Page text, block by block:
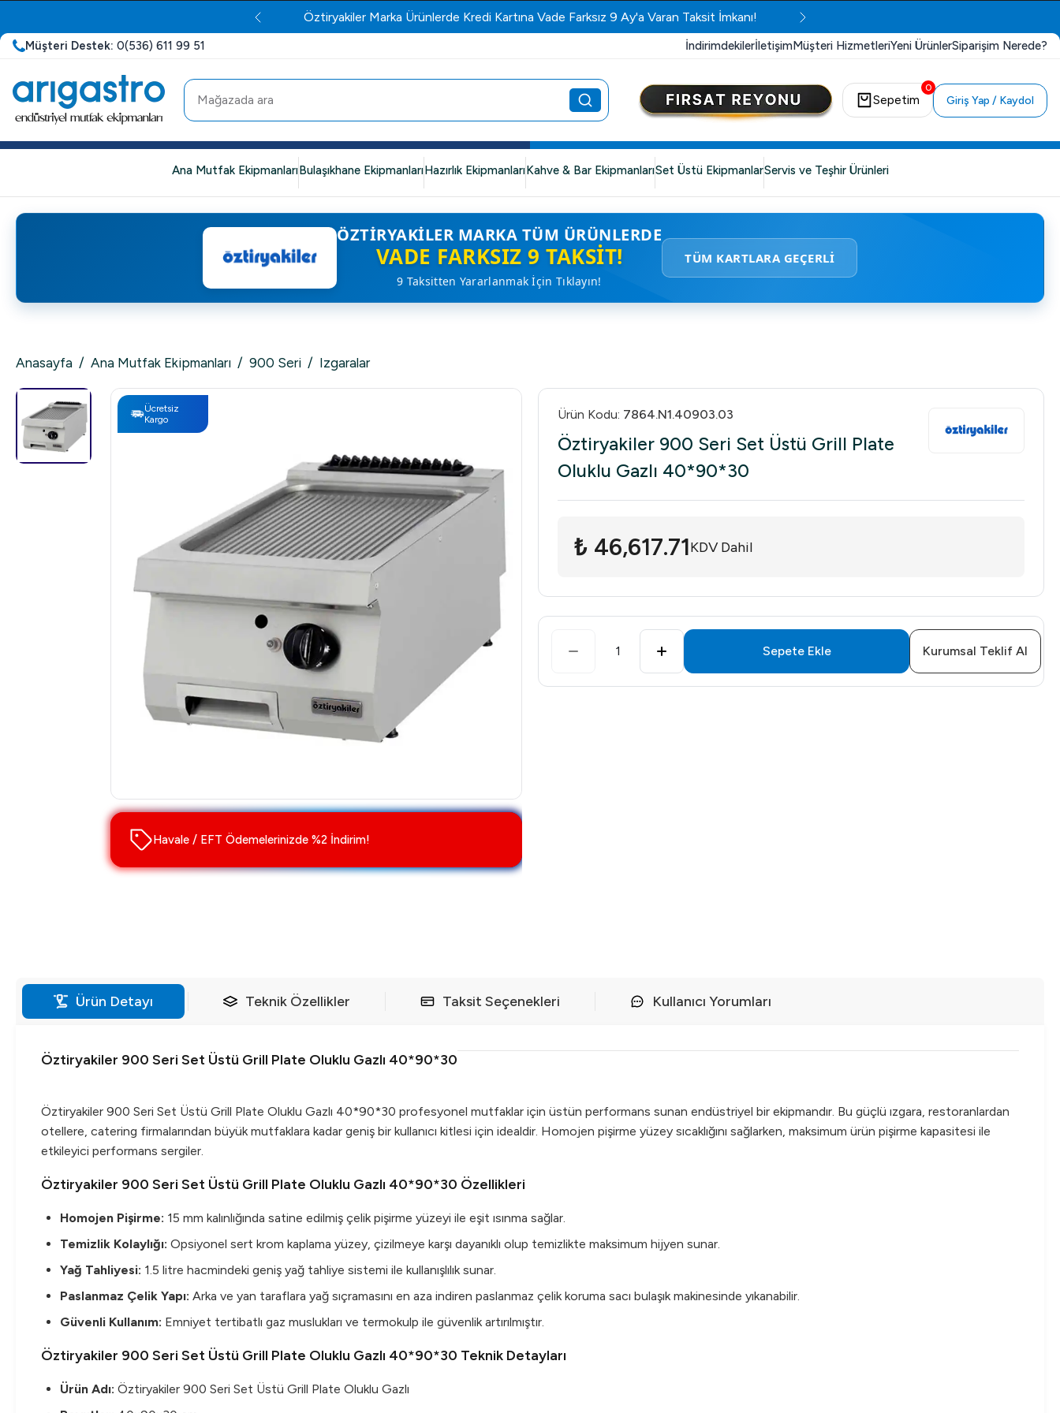
Öztiryakiler Marka Ürünlerde Kredi Kartına Vade Farksız 9 Ay'a Varan Taksit İmkanı!
Müşteri Destek: 0(536) 611 99 51 İndirimdekilerİletişimMüşteri HizmetleriYeni ÜrünlerSiparişim Nerede?
0
Sepetim Giriş Yap / Kaydol
Ana Mutfak EkipmanlarıBulaşıkhane EkipmanlarıHazırlık EkipmanlarıKahve & Bar EkipmanlarıSet Üstü EkipmanlarServis ve Teşhir Ürünleri
ÖZTIRYAKILER MARKA TÜM ÜRÜNLERDE
VADE FARKSIZ 9 TAKSIT!
9 Taksitten Yararlanmak İçin Tıklayın!
TÜM KARTLARA GEÇERLİ
Anasayfa / Ana Mutfak Ekipmanları / 900 Seri / Izgaralar
Ücretsiz
Kargo
Havale / EFT Ödemelerinizde %2 İndirim!
Ürün Kodu: 7864.N1.40903.03
Öztiryakiler 900 Seri Set Üstü Grill Plate
Oluklu Gazlı 40*90*30
₺ 46,617.71KDV Dahil
1 Sepete Ekle Kurumsal Teklif Al
Ürün Detayı Teknik Özellikler Taksit Seçenekleri Kullanıcı Yorumları
Öztiryakiler 900 Seri Set Üstü Grill Plate Oluklu Gazlı 40*90*30
Öztiryakiler 900 Seri Set Üstü Grill Plate Oluklu Gazlı 40*90*30 profesyonel mutfaklar için üstün performans sunan endüstriyel bir ekipmandır. Bu güçlü ızgara, restoranlardan
otellere, catering firmalarından büyük mutfaklara kadar geniş bir kullanıcı kitlesi için idealdir. Homojen pişirme yüzey sıcaklığını sağlarken, maksimum ürün pişirme kapasitesi ile
etkileyici performans sergiler.
Öztiryakiler 900 Seri Set Üstü Grill Plate Oluklu Gazlı 40*90*30 Özellikleri
Homojen Pişirme: 15 mm kalınlığında satine edilmiş çelik pişirme yüzeyi ile eşit ısınma sağlar.
Temizlik Kolaylığı: Opsiyonel sert krom kaplama yüzey, çizilmeye karşı dayanıklı olup temizlikte maksimum hijyen sunar.
Yağ Tahliyesi: 1.5 litre hacmindeki geniş yağ tahliye sistemi ile kullanışlılık sunar.
Paslanmaz Çelik Yapı: Arka ve yan taraflara yağ sıçramasını en aza indiren paslanmaz çelik koruma sacı bulaşık makinesinde yıkanabilir.
Güvenli Kullanım: Emniyet tertibatlı gaz muslukları ve termokulp ile güvenlik artırılmıştır.
Öztiryakiler 900 Seri Set Üstü Grill Plate Oluklu Gazlı 40*90*30 Teknik Detayları
Ürün Adı: Öztiryakiler 900 Seri Set Üstü Grill Plate Oluklu Gazlı